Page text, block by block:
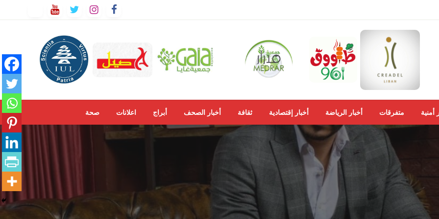
أمنية متفرقات أخبار الرياضة أخبار إقتصادية ثقافة أخبار الصحف أبراج اعلانات صحة